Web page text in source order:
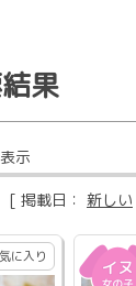
果
示
載日： 新しい
に入り